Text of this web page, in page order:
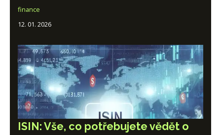
finance
12. 01. 2026
ISIN: Vše, co potřebujete vědět o